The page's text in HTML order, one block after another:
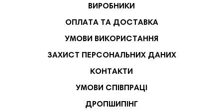
ВИРОБНИКИ
ОПЛАТА ТА ДОСТАВКА
УМОВИ ВИКОРИСТАННЯ
ЗАХИСТ ПЕРСОНАЛЬНИХ ДАНИХ
КОНТАКТИ
УМОВИ СПІВПРАЦІ
ДРОПШИПІНГ